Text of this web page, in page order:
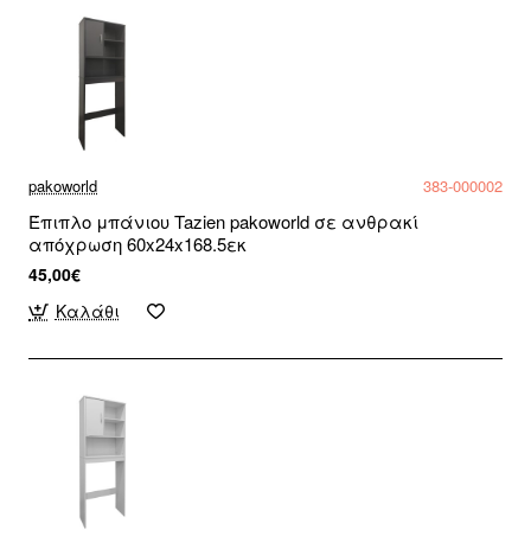
pakoworld 383-000002
Έπιπλο μπάνιου Tazien pakoworld σε ανθρακί
απόχρωση 60x24x168.5εκ
45,00€
Καλάθι